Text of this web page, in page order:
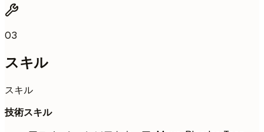
03
スキル
スキル
技術スキル